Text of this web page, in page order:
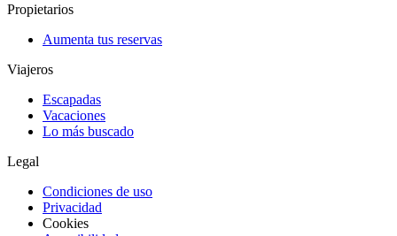
Propietarios
Aumenta tus reservas
Viajeros
Escapadas
Vacaciones
Lo más buscado
Legal
Condiciones de uso
Privacidad
Cookies